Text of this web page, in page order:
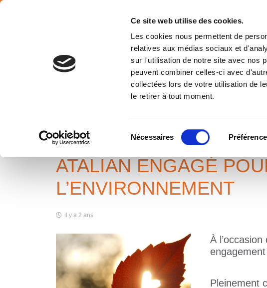
Ce site web utilise des cookies.
Les cookies nous permettent de
relatives aux médias sociaux et
sur l'utilisation de notre site avec nos
peuvent combiner celles-ci avec
collectées lors de votre utilisation de
le retirer à tout moment.
Nécessaires
A
ATALIAN ENGAGÉ POUR LA JOURNÉE
ATALIAN ENGAGÉ
L’ENVIRONNEMENT
il y a 2 ans
À
Pleinement